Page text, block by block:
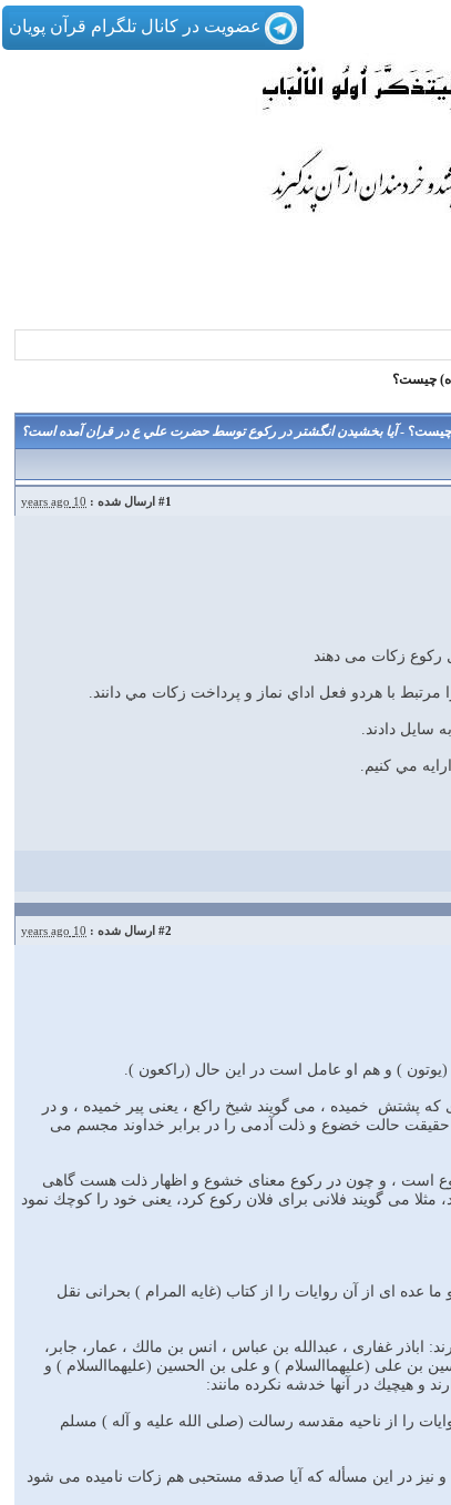
عضویت در کانال تلگرام قرآن پویان
آيا بخشيدن انگشتر در ركوع توسط حضرت علي ع در قران آمده است؟
#1 ارسال شده : 10 years ago
ركوع زكات مى‏ دهند
با هردو فعل اداي نماز و پرداخت زكات مي دانند.
سايل دادند.
مي كنيم.
#2 ارسال شده : 10 years ago
(يوتون ) و هم او عامل است در اين حال (راكعون ).
پشتش ‍ خميده ، مى گويند شيخ راكع ، يعنى پير خميده ، و در
حالت خضوع و ذلت آدمى را در برابر خداوند مجسم مى
است ، و چون در ركوع معناى خشوع و اظهار ذلت هست گاهى
مى گويند فلانى براى فلان ركوع كرد، يعنى خود را كوچك نمود
عده اى از آن روايات را از كتاب (غايه المرام ) بحرانى نقل
اباذر غفارى ، عبدالله بن عباس ، انس بن مالك ، عمار، جابر،
بن على (عليهماالسلام ) و على بن الحسين (عليهماالسلام ) و
و هيچيك در آنها خدشه نكرده مانند:
را از ناحيه مقدسه رسالت (صلى الله عليه و آله ) مسلم
و نيز در اين مسأله كه آيا صدقه مستحبى هم زكات ناميده مى شود